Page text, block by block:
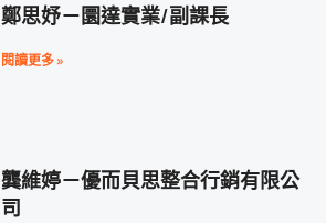
鄭思妤－圜達實業/副課長
閱讀更多 »
龔維婷－優而貝思整合行銷有限公
司